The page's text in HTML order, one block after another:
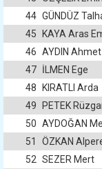
44 GÜNDÜZ
45
KAYA Aras
46 AYDIN
47 İLMEN Ege
48
KIRATLI Arda
49
PETEK
50 AYDOĞAN
51
ÖZKAN
52 SEZER Mert